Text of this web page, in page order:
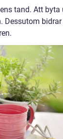
tand. Att